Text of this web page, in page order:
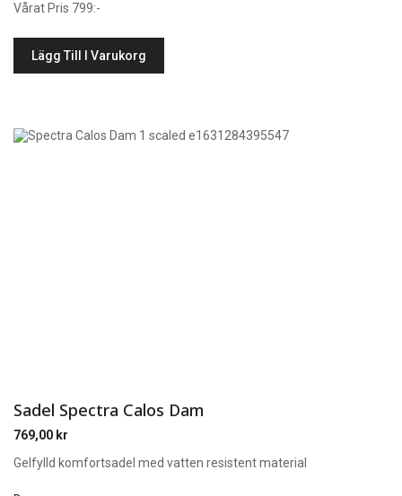
Vårat Pris 799:-
Lägg Till I Varukorg
Sadel Spectra Calos Dam
769,00 kr
Gelfylld komfortsadel med vatten resistent material